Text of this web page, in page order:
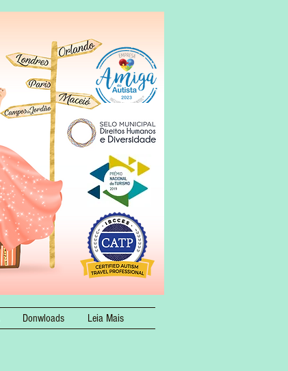
Donwloads Leia Mais